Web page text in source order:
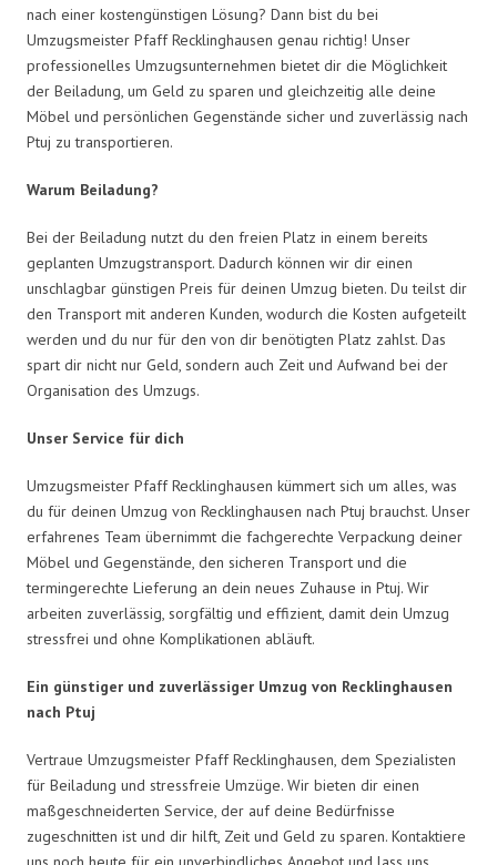
nach einer kostengünstigen Lösung? Dann bist du bei
Umzugsmeister Pfaff Recklinghausen genau richtig! Unser
professionelles Umzugsunternehmen bietet dir die Möglichkeit
der Beiladung, um Geld zu sparen und gleichzeitig alle deine
Möbel und persönlichen Gegenstände sicher und zuverlässig nach
Ptuj zu transportieren.
Warum Beiladung?
Bei der Beiladung nutzt du den freien Platz in einem bereits
geplanten Umzugstransport. Dadurch können wir dir einen
unschlagbar günstigen Preis für deinen Umzug bieten. Du teilst dir
den Transport mit anderen Kunden, wodurch die Kosten aufgeteilt
werden und du nur für den von dir benötigten Platz zahlst. Das
spart dir nicht nur Geld, sondern auch Zeit und Aufwand bei der
Organisation des Umzugs.
Unser Service für dich
Umzugsmeister Pfaff Recklinghausen kümmert sich um alles, was
du für deinen Umzug von Recklinghausen nach Ptuj brauchst. Unser
erfahrenes Team übernimmt die fachgerechte Verpackung deiner
Möbel und Gegenstände, den sicheren Transport und die
termingerechte Lieferung an dein neues Zuhause in Ptuj. Wir
arbeiten zuverlässig, sorgfältig und effizient, damit dein Umzug
stressfrei und ohne Komplikationen abläuft.
Ein günstiger und zuverlässiger Umzug von Recklinghausen
nach Ptuj
Vertraue Umzugsmeister Pfaff Recklinghausen, dem Spezialisten
für Beiladung und stressfreie Umzüge. Wir bieten dir einen
maßgeschneiderten Service, der auf deine Bedürfnisse
zugeschnitten ist und dir hilft, Zeit und Geld zu sparen. Kontaktiere